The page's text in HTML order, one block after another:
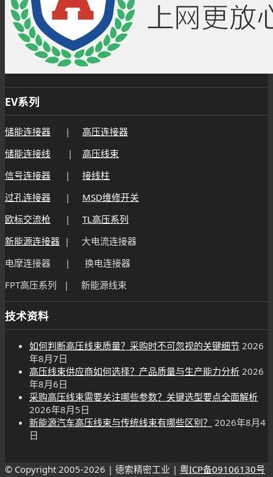
EV系列
储能连接器 | 高压连接器
储能连接线 | 高压线束
信号连接器 | 接线柱
过孔连接器 | MSD维修开关
欧标交流枪 | TL高压系列
新能源连接器 | 大电流连接器
电摩连接器 | 换电连接器
FPT高压系列 | 新能源线束
技术资料
如何判断高压线束质量？采购时不可忽视的关键细节 2026
年8月7日
高压线束供应商如何选择？产品质量与生产能力分析 2026
年8月6日
采购高压线束需要关注哪些参数？关键选型要点全面解析
2026年8月5日
新能源汽车高压线束与传统线束有哪些区别？ 2026年8月4
日
© Copyright 2005-2026 | 德索精密工业 | 粤ICP备09106130号